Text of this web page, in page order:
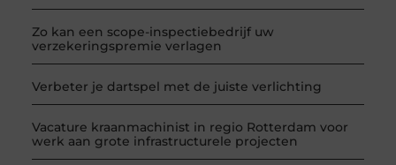
Zo kan een scope-inspectiebedrijf uw
verzekeringspremie verlagen
Verbeter je dartspel met de juiste verlichting
Vacature kraanmachinist in regio Rotterdam voor
werk aan grote infrastructurele projecten